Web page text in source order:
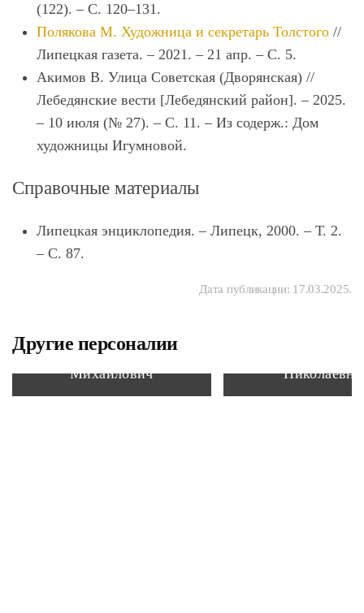
(122). – С. 120–131.
Полякова М. Художница и секретарь Толстого //
Липецкая газета. – 2021. – 21 апр. – С. 5.
Акимов В. Улица Советская (Дворянская) //
Лебедянские вести [Лебедянский район]. – 2025.
– 10 июля (№ 27). – С. 11. – Из содерж.: Дом
художницы Игумновой.
Справочные материалы
Липецкая энциклопедия. – Липецк, 2000. – Т. 2.
– С. 87.
Дата публикации: 17.03.2025.
Другие персоналии
Сорочкин Александр
Михайлович
Николаевна